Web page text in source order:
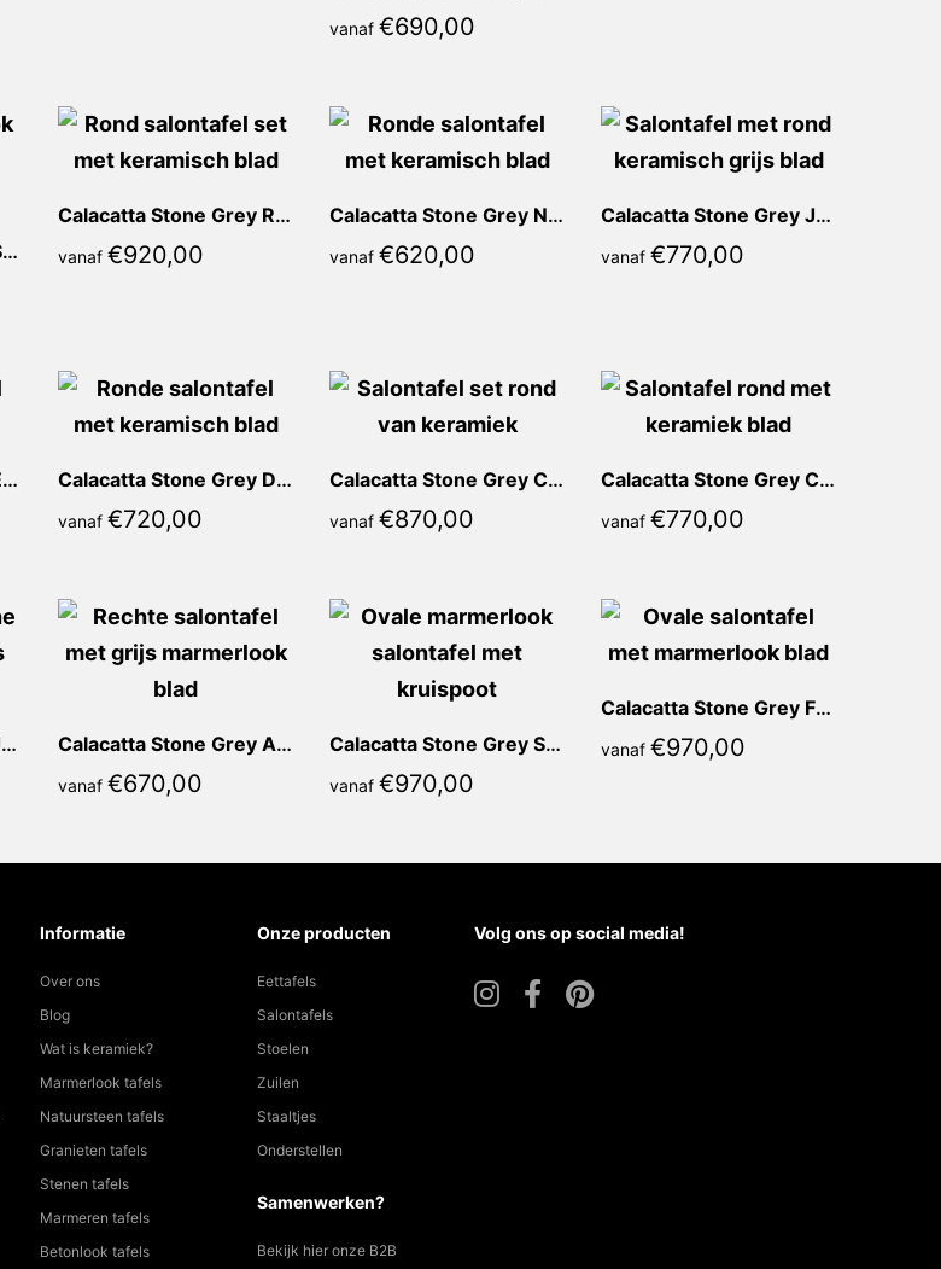
vanaf €690,00
Calacatta Stone Grey Sorella Rond
Calacatta Stone Grey Rosia Rond
vanaf €920,00
Calacatta Stone Grey Neta Rond
vanaf €620,00
Calacatta Stone Grey Julia Rond
vanaf €770,00
Calacatta Stone Grey Emma Rond Calacatta Stone Grey Donya Rond
vanaf €720,00
Calacatta Stone Grey Celia Rond
vanaf €870,00
Calacatta Stone Grey Celeste Rond
vanaf €770,00
Calacatta Stone Grey Jennifer Recht Calacatta Stone Grey Angelina Recht
vanaf €670,00
Calacatta Stone Grey Sorella Ovaal
vanaf €970,00
Calacatta Stone Grey Franca Ovaal
vanaf €970,00
Informatie
Over ons
Blog
Wat is keramiek?
Marmerlook tafels
Natuursteen tafels
Granieten tafels
Stenen tafels
Marmeren tafels
Betonlook tafels
Onze producten
Eettafels
Salontafels
Stoelen
Zuilen
Staaltjes
Onderstellen
Samenwerken?
Bekijk hier onze B2B
Volg ons op social media!